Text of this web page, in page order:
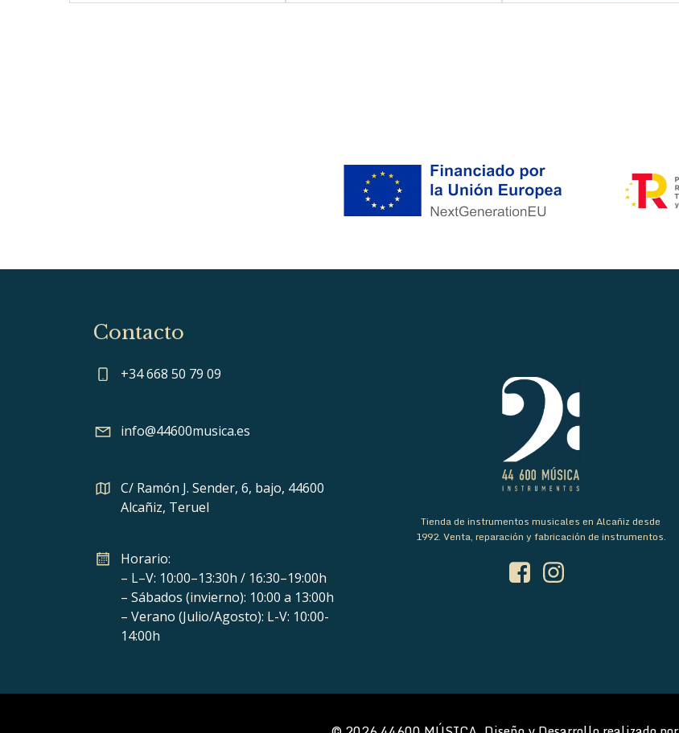
Contacto
+34 668 50 79 09
info@44600musica.es
C/ Ramón J. Sender, 6, bajo, 44600
Alcañiz, Teruel
Horario:
– L–V: 10:00–13:30h / 16:30–19:00h
– Sábados (invierno): 10:00 a 13:00h
– Verano (Julio/Agosto): L-V: 10:00-
14:00h
Tienda de instrumentos musicales en Alcañiz desde
1992. Venta, reparación y fabricación de instrumentos.